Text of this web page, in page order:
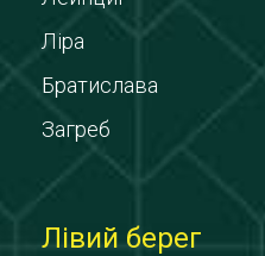
Ліра
Братислава
Загреб
Лівий берег